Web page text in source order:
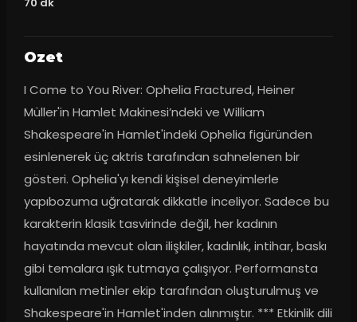
Ozet
I Come to You River: Ophelia Fractured, Heiner
Müller'in Hamlet Makinesi’ndeki ve William
Shakespeare'in Hamlet'indeki Ophelia figüründen
esinlenerek üç aktris tarafından sahnelenen bir
gösteri. Ophelia'yı kendi kişisel deneyimlerle
yapıbozuma uğratarak dikkatle inceliyor. Sadece bu
karakterin klasik tasvirinde değil, her kadının
hayatında mevcut olan ilişkiler, kadınlık, intihar, baskı
gibi temalara ışık tutmaya çalışıyor. Performansta
kullanılan metinler ekip tarafından oluşturulmuş ve
Shakespeare'in Hamlet'inden alınmıştır. *** Etkinlik dili